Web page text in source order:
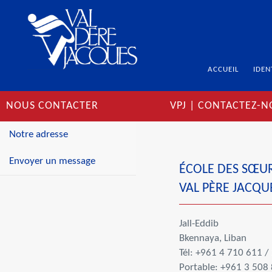
ACCUEIL
NOUS CONTACTER
Notre adresse
Envoyer un message
VPJ | CONTACTEZ-
ÉCOLE DES
VAL PÈRE
Jall-Eddib
Bkennaya, Liban
Tél: +961 4 710 611
Portable: +961 3 508